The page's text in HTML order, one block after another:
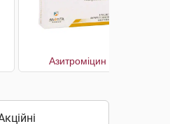
Азитроміцин